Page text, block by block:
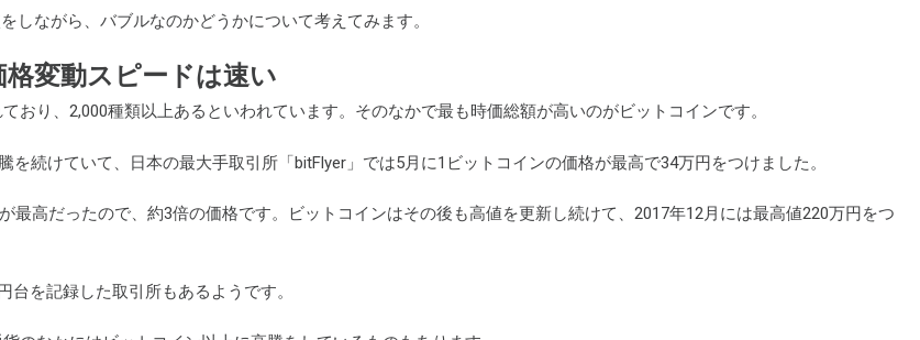
しながら、バブルなのかどうかについて考えてみます。
変動スピードは速い
おり、2,000種類以上あるといわれています。そのなかで最も時価総額が高いのがビットコインです。
を続けていて、日本の最大手取引所「bitFlyer」では5月に1ビットコインの価格が最高で34万円をつけました。
最高だったので、約3倍の価格です。ビットコインはその後も高値を更新し続けて、2017年12月には最高値220万円をつ
台を記録した取引所もあるようです。